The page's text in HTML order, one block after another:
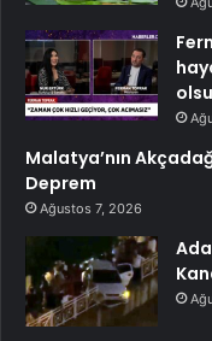
Malatya’nın
Deprem
Ağustos 7, 2026